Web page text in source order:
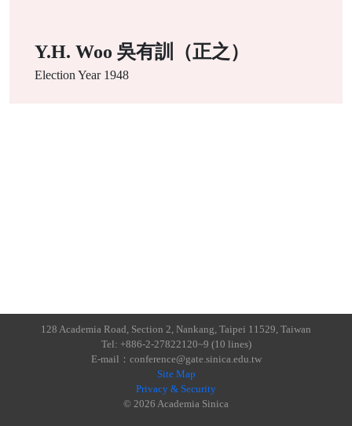
Y.H. Woo 吳有訓（正之）
Election Year 1948
128 Academia Road, Section 2, Nankang, Taipei 11529, Taiwan
Tel: +886-2-27822120~9 (10 lines)
E-mail：conference@gate.sinica.edu.tw
Site Map
Privacy & Security
© 2026 Academia Sinica